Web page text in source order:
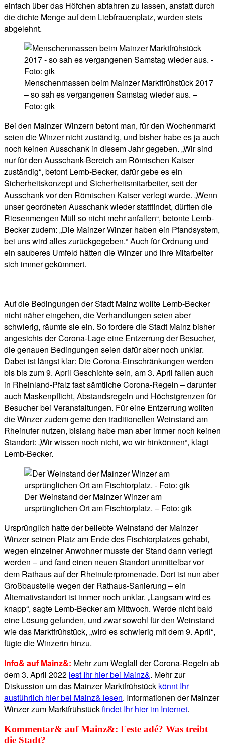
einfach über das Höfchen abfahren zu lassen, anstatt durch
die dichte Menge auf dem Liebfrauenplatz, wurden stets
abgelehnt.
Menschenmassen beim Mainzer Marktfrühstück 2017
– so sah es vergangenen Samstag wieder aus. –
Foto: gik
Bei den Mainzer Winzern betont man, für den Wochenmarkt
seien die Winzer nicht zuständig, und bisher habe es ja auch
noch keinen Ausschank in diesem Jahr gegeben. „Wir sind
nur für den Ausschank-Bereich am Römischen Kaiser
zuständig“, betont Lemb-Becker, dafür gebe es ein
Sicherheitskonzept und Sicherheitsmitarbeiter, seit der
Ausschank vor den Römischen Kaiser verlegt wurde. „Wenn
unser geordneten Ausschank wieder stattfindet, dürften die
Riesenmengen Müll so nicht mehr anfallen“, betonte Lemb-
Becker zudem: „Die Mainzer Winzer haben ein Pfandsystem,
bei uns wird alles zurückgegeben.“ Auch für Ordnung und
ein sauberes Umfeld hätten die Winzer und ihre Mitarbeiter
sich immer gekümmert.
Auf die Bedingungen der Stadt Mainz wollte Lemb-Becker
nicht näher eingehen, die Verhandlungen seien aber
schwierig, räumte sie ein. So fordere die Stadt Mainz bisher
angesichts der Corona-Lage eine Entzerrung der Besucher,
die genauen Bedingungen seien dafür aber noch unklar.
Dabei ist längst klar: Die Corona-Einschränkungen werden
bis bis zum 9. April Geschichte sein, am 3. April fallen auch
in Rheinland-Pfalz fast sämtliche Corona-Regeln – darunter
auch Maskenpflicht, Abstandsregeln und Höchstgrenzen für
Besucher bei Veranstaltungen. Für eine Entzerrung wollten
die Winzer zudem gerne den traditionellen Weinstand am
Rheinufer nutzen, bislang habe man aber immer noch keinen
Standort: „Wir wissen noch nicht, wo wir hinkönnen“, klagt
Lemb-Becker.
Der Weinstand der Mainzer Winzer am
ursprünglichen Ort am Fischtorplatz. – Foto: gik
Ursprünglich hatte der beliebte Weinstand der Mainzer
Winzer seinen Platz am Ende des Fischtorplatzes gehabt,
wegen einzelner Anwohner musste der Stand dann verlegt
werden – und fand einen neuen Standort unmittelbar vor
dem Rathaus auf der Rheinuferpromenade. Dort ist nun aber
Großbaustelle wegen der Rathaus-Sanierung – ein
Alternativstandort ist immer noch unklar. „Langsam wird es
knapp“, sagte Lemb-Becker am Mittwoch. Werde nicht bald
eine Lösung gefunden, und zwar sowohl für den Weinstand
wie das Marktfrühstück, „wird es schwierig mit dem 9. April“,
fügte die Winzerin hinzu.
Info& auf Mainz&: Mehr zum Wegfall der Corona-Regeln ab
dem 3. April 2022 lest Ihr hier bei Mainz&. Mehr zur
Diskussion um das Mainzer Marktfrühstück könnt Ihr
ausführlich hier bei Mainz& lesen. Informationen der Mainzer
Winzer zum Marktfrühstückfindet Ihr hier im Internet.
Kommentar& auf Mainz&: Feste adé? Was treibt
die Stadt?